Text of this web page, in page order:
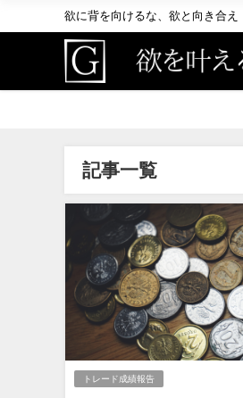
欲に背を向けるな、欲と向き合え
記事一覧
トレード成績報告